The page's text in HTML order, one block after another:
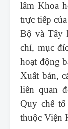
lâm Khoa
trực tiếp
Bộ và Tây
chỉ, mục
hoạt động
Xuất bản,
liên quan
Quy chế
thuộc Viện